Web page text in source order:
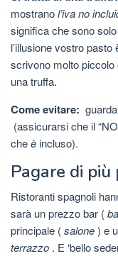
mostranol’iva no
significa che sono
l’illusione vostro
scrivono molto piccolo
una truffa.
Come evitare:
(assicurarsi che il
cheè incluso).
Pagare di
Ristoranti spagnoli
sarà un prezzo bar (
principale (salone) e
terrazzo . E ‘bello